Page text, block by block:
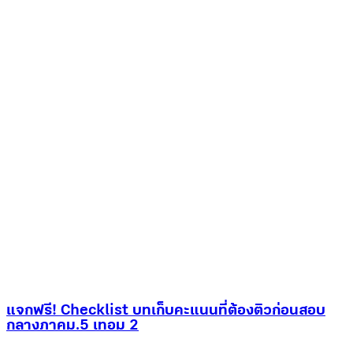
แจกฟรี! Checklist บทเก็บคะแนนที่ต้องติวก่อนสอบ
กลางภาคม.5 เทอม 2